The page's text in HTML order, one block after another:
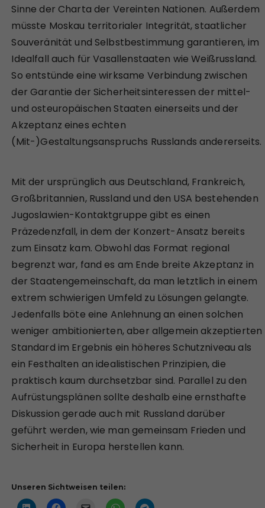
Sinne der Charta der Vereinten Nationen. Außerdem
müsste Moskau territorialer Integrität, staatlicher
Souveränität und Selbstbestimmung garantieren, im
Idealfall auch für Vasallenstaaten wie Weißrussland.
So entstünde eine wirksame Verbindung zwischen
der Garantie der Sicherheitsinteressen der mittel-
und osteuropäischen Staaten einerseits und der
Akzeptanz eines echten
(Mit-)Gestaltungsanspruchs Russlands andererseits.
Mit der ursprünglich aus Deutschland, Frankreich,
Großbritannien, Russland und den USA bestehenden
Jugoslawien-Kontaktgruppe gibt es einen
Präzedenzfall, in dem der Konzert-Ansatz bereits
zum Einsatz kam. Obwohl das Format regional
begrenzt war, fand es am Ende breite Akzeptanz in
der Staatengemeinschaft, da man letztlich in einem
extrem schwierigen Umfeld zu Lösungen gelangte.
Jedenfalls böte eine Anlehnung an einen solchen
weniger ambitionierten, aber allgemein akzeptierten
Standard im Ergebnis ein höheres Schutzniveau als
ein Festhalten an idealistischen Prinzipien, die
praktisch kaum durchsetzbar sind. Parallel zu den
Aufrüstungsplänen sollte deshalb eine ernsthafte
Diskussion gerade auch mit Russland darüber
geführt werden, wie man gemeinsam Frieden und
Sicherheit in Europa herstellen kann.
Unseren Sichtweisen teilen: